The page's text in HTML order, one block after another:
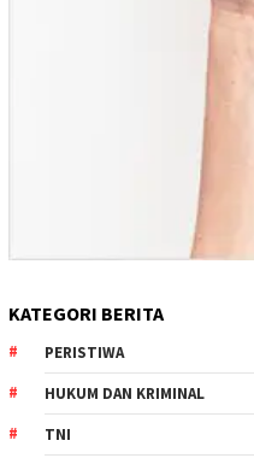
KATEGORI BERITA
PERISTIWA
HUKUM DAN KRIMINAL
TNI